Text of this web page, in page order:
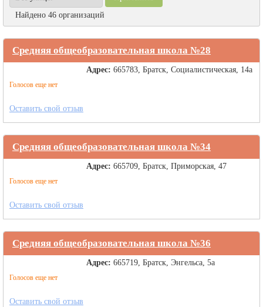
Найдено 46 организаций
Средняя общеобразовательная школа №28
Голосов еще нет
Адрес: 665783, Братск, Социалистическая, 14а
Оставить свой отзыв
Средняя общеобразовательная школа №34
Голосов еще нет
Адрес: 665709, Братск, Приморская, 47
Оставить свой отзыв
Средняя общеобразовательная школа №36
Голосов еще нет
Адрес: 665719, Братск, Энгельса, 5а
Оставить свой отзыв